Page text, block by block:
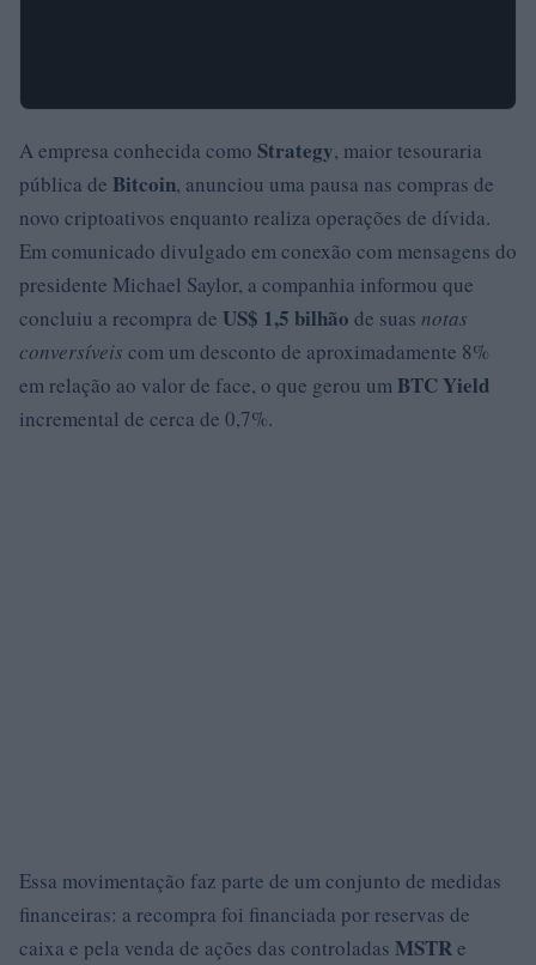
A empresa conhecida como Strategy, maior tesouraria
pública de Bitcoin, anunciou uma pausa nas compras de
novo criptoativos enquanto realiza operações de dívida.
Em comunicado divulgado em conexão com mensagens do
presidente Michael Saylor, a companhia informou que
concluiu a recompra de US$ 1,5 bilhão de suas notas
conversíveis com um desconto de aproximadamente 8%
em relação ao valor de face, o que gerou um BTC Yield
incremental de cerca de 0,7%.
Essa movimentação faz parte de um conjunto de medidas
financeiras: a recompra foi financiada por reservas de
caixa e pela venda de ações das controladas MSTRe